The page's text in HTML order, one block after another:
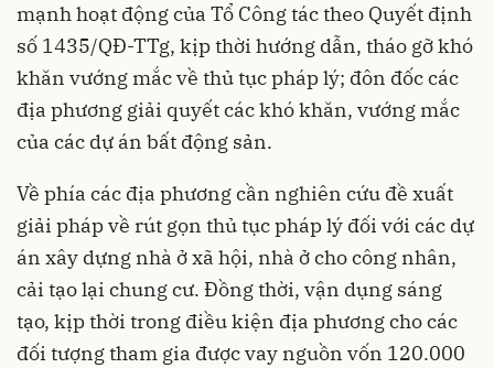
mạnh hoạt động của Tổ Công tác theo Quyết định
số 1435/QĐ-TTg, kịp thời hướng dẫn, tháo gỡ khó
khăn vướng mắc về thủ tục pháp lý; đôn đốc các
địa phương giải quyết các khó khăn, vướng mắc
của các dự án bất động sản.
Về phía các địa phương cần nghiên cứu đề xuất
giải pháp về rút gọn thủ tục pháp lý đối với các dự
án xây dựng nhà ở xã hội, nhà ở cho công nhân,
cải tạo lại chung cư. Đồng thời, vận dụng sáng
tạo, kịp thời trong điều kiện địa phương cho các
đối tượng tham gia được vay nguồn vốn 120.000